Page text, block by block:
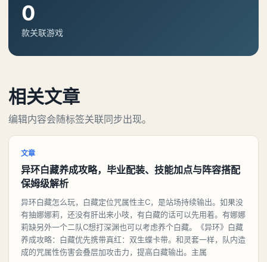
0
款关联游戏
相关文章
编辑内容会随标签关联同步出现。
文章
异环白藏养成攻略，毕业配装、技能加点与阵容搭配
保姆级解析
异环白藏怎么玩，白藏定位咒属性主C，是站场持续输出。如果没
有抽娜娜莉，还没有肝出来小吱，有白藏的话可以先用着。有娜娜
莉缺另外一个二队C想打深渊也可以考虑养个白藏。《异环》白藏
养成攻略：白藏优先携带真红：双生蝶卡带。和灵套一样，队内造
成的咒属性伤害会叠层加攻击力，提高白藏输出。主属